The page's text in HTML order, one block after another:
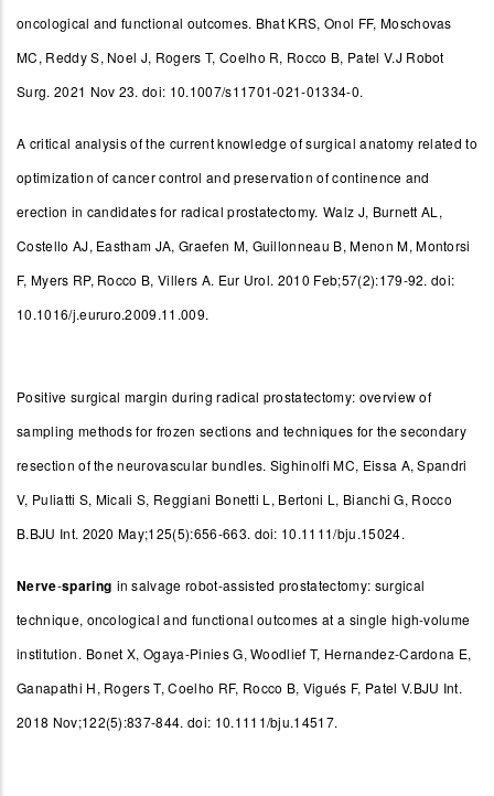
oncological and functional outcomes. Bhat KRS, Onol FF, Moschovas
MC, Reddy S, Noel J, Rogers T, Coelho R, Rocco B, Patel V.J Robot
Surg. 2021 Nov 23. doi: 10.1007/s11701-021-01334-0.
A critical analysis of the current knowledge of surgical anatomy related to
optimization of cancer control and preservation of continence and
erection in candidates for radical prostatectomy. Walz J, Burnett AL,
Costello AJ, Eastham JA, Graefen M, Guillonneau B, Menon M, Montorsi
F, Myers RP, Rocco B, Villers A. Eur Urol. 2010 Feb;57(2):179-92. doi:
10.1016/j.eururo.2009.11.009.
Positive surgical margin during radical prostatectomy: overview of
sampling methods for frozen sections and techniques for the secondary
resection of the neurovascular bundles. Sighinolfi MC, Eissa A, Spandri
V, Puliatti S, Micali S, Reggiani Bonetti L, Bertoni L, Bianchi G, Rocco
B.BJU Int. 2020 May;125(5):656-663. doi: 10.1111/bju.15024.
Nerve-sparing in salvage robot-assisted prostatectomy: surgical
technique, oncological and functional outcomes at a single high-volume
institution. Bonet X, Ogaya-Pinies G, Woodlief T, Hernandez-Cardona E,
Ganapathi H, Rogers T, Coelho RF, Rocco B, Vigués F, Patel V.BJU Int.
2018 Nov;122(5):837-844. doi: 10.1111/bju.14517.